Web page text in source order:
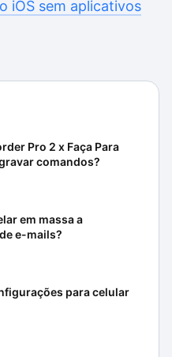
iOS sem aplicativos
Pro 2 x Faça Para
comandos?
em massa a
e-mails?
para celular